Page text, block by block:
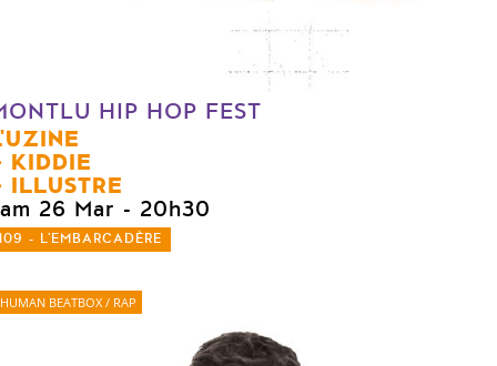
HIP HOP FEST
KIDDIE
ILLUSTRE
26 Mar - 20h30
- L'EMBARCADÈRE
HUMAN BEATBOX / RAP